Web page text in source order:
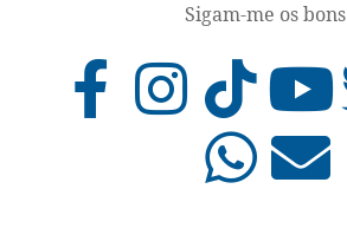
Sigam-me os bons